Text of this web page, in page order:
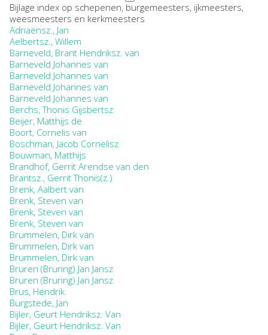
Bijlage index op schepenen, burgemeesters, ijkmeesters,
weesmeesters en kerkmeesters
Adriaensz., Jan
Aelbertsz., Willem
Barneveld, Brant Hendriksz. van
Barneveld Johannes van
Barneveld Johannes van
Barneveld Johannes van
Barneveld Johannes van
Berchs, Thonis Gijsbertsz
Beijer, Matthijs de
Boort, Cornelis van
Boschman, Jacob Cornelisz
Bouwman, Matthijs
Brandhof, Gerrit Arendse van den
Brantsz., Gerrit Thonis(z.)
Brenk, Aalbert van
Brenk, Steven van
Brenk, Steven van
Brenk, Steven van
Brummelen, Dirk van
Brummelen, Dirk van
Brummelen, Dirk van
Bruren (Bruring) Jan Jansz
Bruren (Bruring) Jan Jansz
Brus, Hendrik
Burgstede, Jan
Bijler, Geurt Hendriksz. Van
Bijler, Geurt Hendriksz. Van